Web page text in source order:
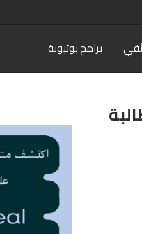
برامج يوتيوبة